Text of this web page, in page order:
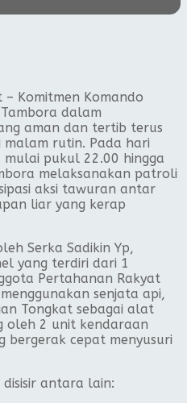
Komitmen Komando
dalam
aman dan tertib terus
rutin. Pada hari
mulai pukul 22.00 hingga
melaksanakan patroli
aksi tawuran antar
liar yang kerap
Serka Sadikin Yp,
yang terdiri dari 1
Pertahanan Rakyat
senjata api,
Tongkat sebagai alat
oleh 2 unit kendaraan
bergerak cepat menyusuri
disisir antara lain: